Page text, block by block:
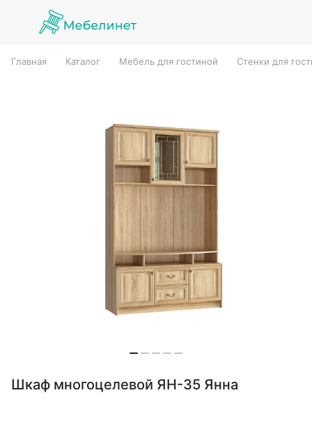
Главная Каталог Мебель для гостиной Стенки для
Шкаф многоцелевой ЯН-35 Янна